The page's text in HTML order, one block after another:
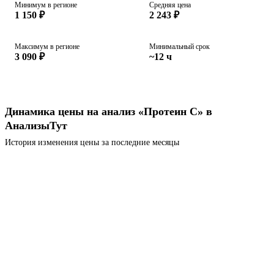
Минимум в регионе
1 150 ₽
Средняя цена
2 243 ₽
Максимум в регионе
3 090 ₽
Минимальный срок
~12 ч
Динамика цены на анализ «Протеин С» в
АнализыТут
История изменения цены за последние месяцы